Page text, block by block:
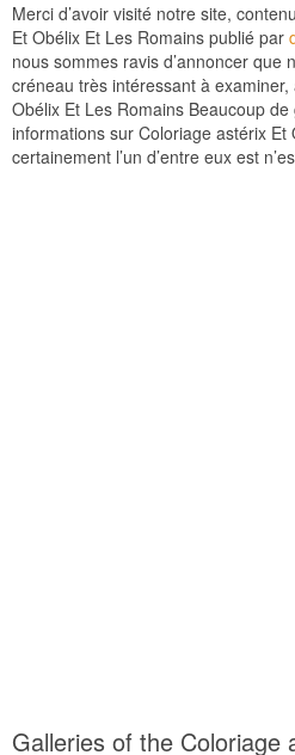
Merci d’avoir visité notre site,
Et Obélix Et Les Romains publié par
nous sommes ravis d’annoncer que
créneau très intéressant à
Obélix Et Les Romains Beaucoup
informations sur Coloriage astérix Et
certainement l’un d’entre eux est
Galleries of the Coloriage